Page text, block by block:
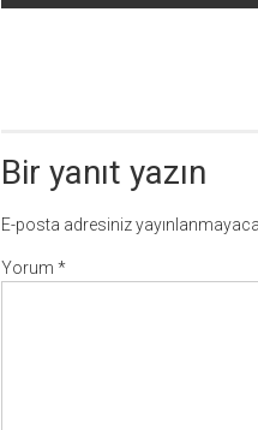
dolaşımı
Bir yanıt yazın
E-posta adresiniz
Yorum *